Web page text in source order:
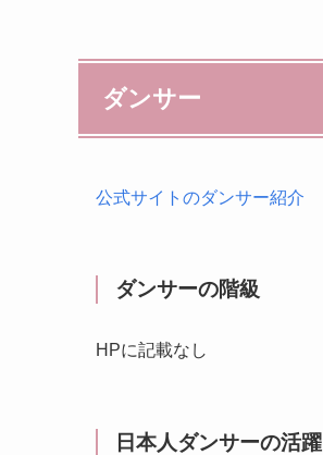
ダンサー
公式サイトのダンサー紹介
ダンサーの階級
HPに記載なし
日本人ダンサーの活躍